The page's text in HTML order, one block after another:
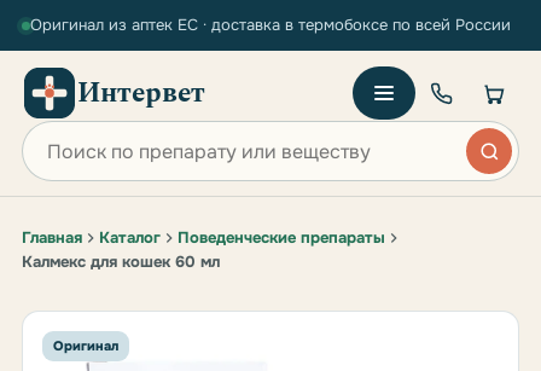
Оригинал из аптек ЕС · доставка в термобоксе по всей России
Интервет
Поиск по сайту
Главная Каталог
Поведенческие препараты
Калмекс для кошек 60 мл
Оригинал